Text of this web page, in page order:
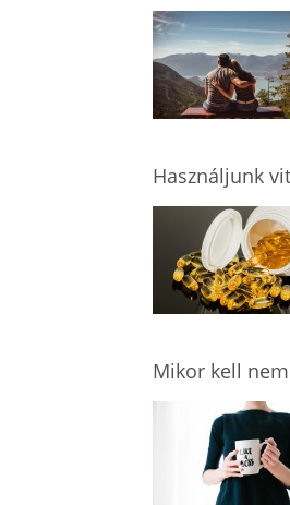
Használjunk
Mikor kell